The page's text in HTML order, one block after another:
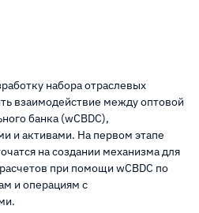
набора отраслевых
взаимодействие между оптовой
банка (wCBDC),
и активами. На первом этапе
на создании механизма для
при помощи wCBDC по
и операциям с